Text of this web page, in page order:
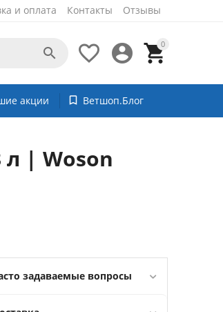
и оплата Контакты Отзывы
0




акции bookmark_border Ветшоп.Блог
л | Woson
задаваемые вопросы